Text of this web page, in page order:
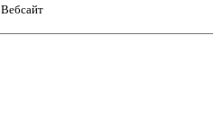
Вебсайт